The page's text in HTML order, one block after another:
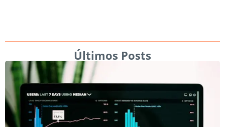
Últimos Posts